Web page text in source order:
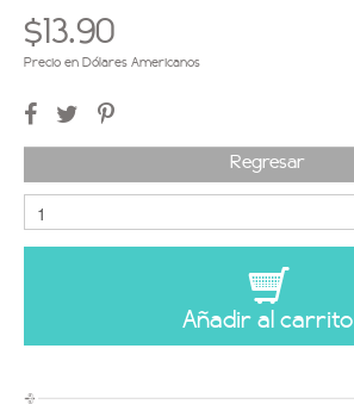
$13.90
Precio en Dólares Americanos
Regresar
Añadir al carrito